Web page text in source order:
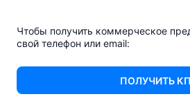
Чтобы получить коммерческое
свой телефон или email:
ПОЛУЧИТЬ КП